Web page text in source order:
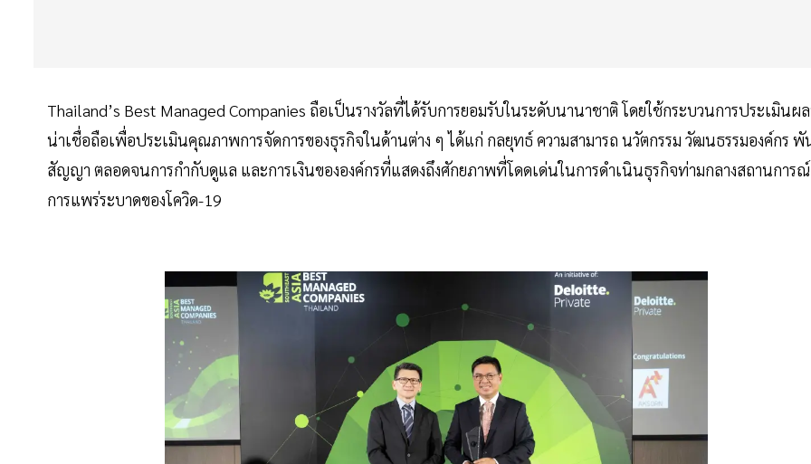
Thailand’s Best Managed Companies ถือเป็นรางวัลที่ได้รับการยอมรับในระดับนานาชาติ โดยใช้กระบวนการประเมินผ
น่าเชื่อถือเพื่อประเมินคุณภาพการจัดการของธุรกิจในด้านต่าง ๆ ได้แก่ กลยุทธ์ ความสามารถ นวัตกรรม วัฒนธรรมองค์กร พั
สัญญา ตลอดจนการกำกับดูแล และการเงินขององค์กรที่แสดงถึงศักยภาพที่โดดเด่นในการดำเนินธุรกิจท่ามกลางสถานการณ์
การแพร่ระบาดของโควิด-19